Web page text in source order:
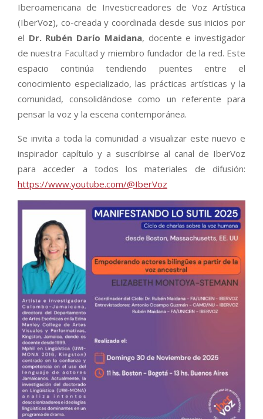
Iberoamericana de Investicreadores de Voz Artística
(IberVoz), co-creada y coordinada desde sus inicios por
el Dr. Rubén Darío Maidana, docente e investigador
de nuestra Facultad y miembro fundador de la red. Este
espacio continúa tendiendo puentes entre el
conocimiento especializado, las prácticas artísticas y la
comunidad, consolidándose como un referente para
pensar la voz y la escena contemporánea.
Se invita a toda la comunidad a visualizar este nuevo e
inspirador capítulo y a suscribirse al canal de IberVoz
para acceder a todos los materiales de difusión:
https://www.youtube.com/@IberVoz